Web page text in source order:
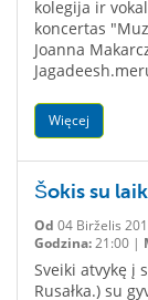
kolegija ir
koncertas
Joanna
Więcej
Šokis su
Od 04 Birželis
Godzina:21:00 |
Sveiki atvykę į
Rusałka.) su